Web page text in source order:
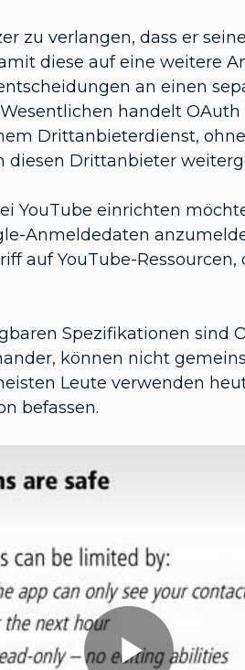
zu verlangen, dass er
diese auf eine weitere
an einen
handelt
Drittanbieterdienst,
Drittanbieter
YouTube einrichten
Anmeldedaten
auf YouTube-
Spezifikationen sind
können nicht
Leute verwenden
befassen.